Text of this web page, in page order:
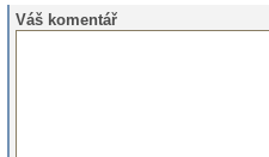
Váš komentář